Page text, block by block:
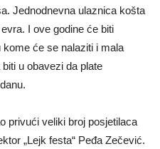
Jednodnevna ulaznica košta
I ove godine će biti
će se nalaziti i mala
u obavezi da plate
privući veliki broj posjetilaca
„Lejk festa“ Peđa Zečević.